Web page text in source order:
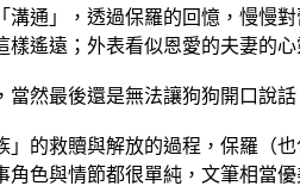
通」，透過保羅的回憶，慢慢
遙遠；外表看似恩愛的夫妻的
最後還是無法讓狗狗開口說話
救贖與解放的過程，保羅（也
色與情節都很單純，文筆相當